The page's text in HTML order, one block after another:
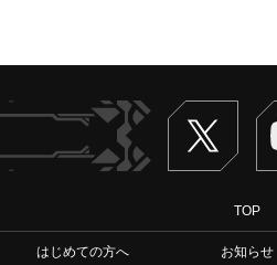
Twitter
TOP
はじめての方へ お知らせ